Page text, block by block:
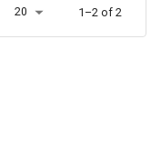
20 1–2 of 2